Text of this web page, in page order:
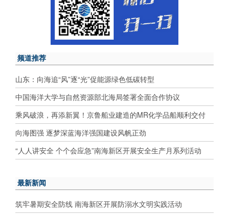
频道推荐
山东：向海追“风”逐“光”促能源绿色低碳转型
中国海洋大学与自然资源部北海局签署全面合作协议
乘风破浪，再添新翼！京鲁船业建造的MR化学品船顺利交付
向海图强 逐梦深蓝海洋强国建设风帆正劲
“人人讲安全 个个会应急”南海新区开展安全生产月系列活动
最新新闻
筑牢暑期安全防线 南海新区开展防溺水文明实践活动